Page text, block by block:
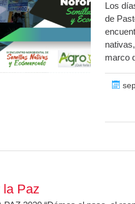
Los
de
marco
la Paz